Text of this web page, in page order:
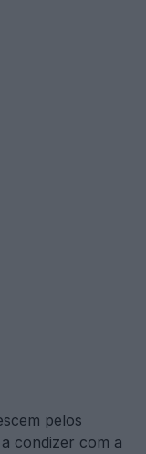
pelos
condizer com a